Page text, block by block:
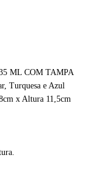
ML COM TAMPA
Turquesa e Azul
x Altura 11,5cm